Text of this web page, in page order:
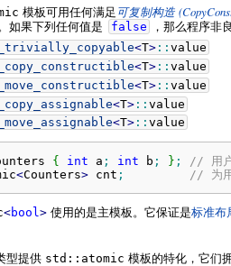
模板可用任何满足 可复制构造
如果下列任何值是 false
，那么程序非
<T> ::value
<T> ::value
<T> ::value
<T> ::value
<T> ::value
{ int a ; int b ; } ;
// 用户
<Counters> cnt ; // 为用
<bool > 使用的是主模板。它保证是标准布
型提供 std::atomic 模板的特化，它们